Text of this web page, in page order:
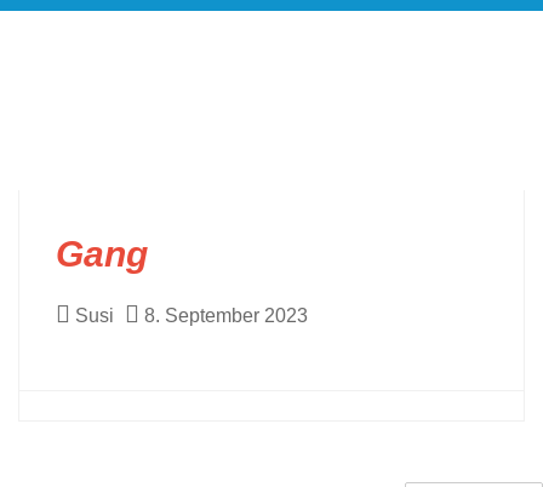
Gang
Susi 8. September 2023